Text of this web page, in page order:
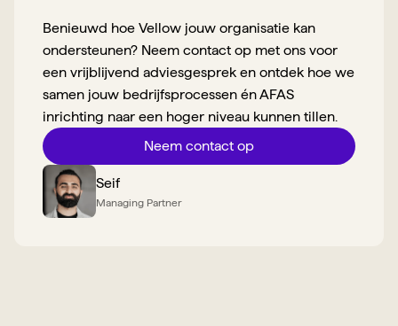
Benieuwd hoe Vellow jouw organisatie kan
ondersteunen? Neem contact op met ons voor
een vrijblijvend adviesgesprek en ontdek hoe we
samen jouw bedrijfsprocessen én AFAS
inrichting naar een hoger niveau kunnen tillen.
Seif
Managing Partner
Neem contact op